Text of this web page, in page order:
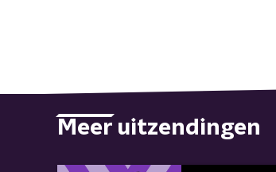
Meer uitzendingen